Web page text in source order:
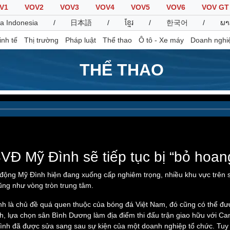
VOV2 VOV3 VOV4 VOV5 VOV6
VOV GT
Indonesia
/ 日本語 / ខ្មែរ / 한국어 / ພ
tế Thị trường Pháp luật Thể thao Ô tô - Xe máy Doanh
THỂ THAO
Thế giới
Multimedia
Infographic
Thể thao
Bóng đá
Lịch thi đấu bóng đá
Thế giới thể thao
Ô tô
Xe máy
Tư vấn
Mỹ Đình sẽ tiếp tục bị “bỏ
Mỹ Đình hiện đang xuống cấp nghiêm trọng, nhiều khu vực trên
như vòng tròn trung tâm.
là chủ đề quá quen thuộc của bóng đá Việt Nam, đó cũng có thể
lựa chọn sân Bình Dương làm địa điểm thi đấu trận giao hữu với
đã được sửa sang sau sự kiện của một doanh nghiệp tổ chức.